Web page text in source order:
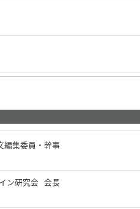
集委員・幹事
ン研究会 会長